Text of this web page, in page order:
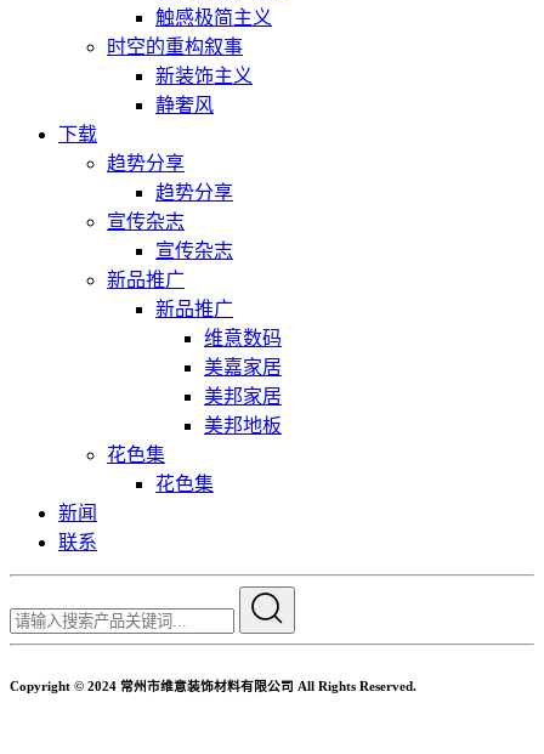
触感极简主义
时空的重构叙事
新装饰主义
静奢风
下载
趋势分享
趋势分享
宣传杂志
宣传杂志
新品推广
新品推广
维意数码
美嘉家居
美邦家居
美邦地板
花色集
花色集
新闻
联系
Copyright © 2024 常州市维意装饰材料有限公司 All Rights Reserved.